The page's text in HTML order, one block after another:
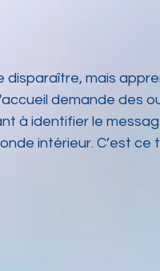
disparaître, mais
demande des
à identifier le
intérieur. C’est